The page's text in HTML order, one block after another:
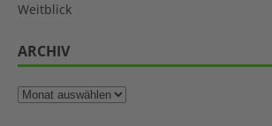
Weitblick
ARCHIV